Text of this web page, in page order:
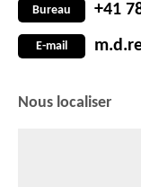
Bureau +41
E-mail
Nous localiser